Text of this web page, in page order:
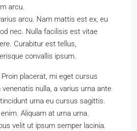
arcu.
arcu. Nam mattis est ex, eu
nec. Nulla facilisis est vitae
Curabitur est tellus,
convallis ipsum.
placerat, mi eget cursus
nulla, a varius urna ante
urna eu cursus sagittis.
Aliquam at urna urna.
velit ut ipsum semper lacinia.